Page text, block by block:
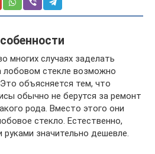
многих случаях заделать
лобовом стекле возможно
объясняется тем, что
обычно не берутся за ремонт
рода. Вместо этого они
стекло. Естественно,
значительно дешевле.